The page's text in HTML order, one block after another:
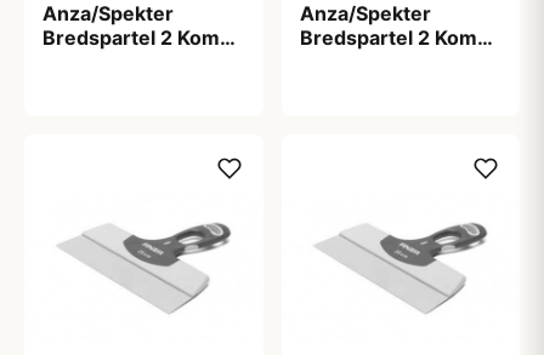
Anza/Spekter
Bredspartel 2 Komp
Anza/Spekter
Bredspartel 2 Komp